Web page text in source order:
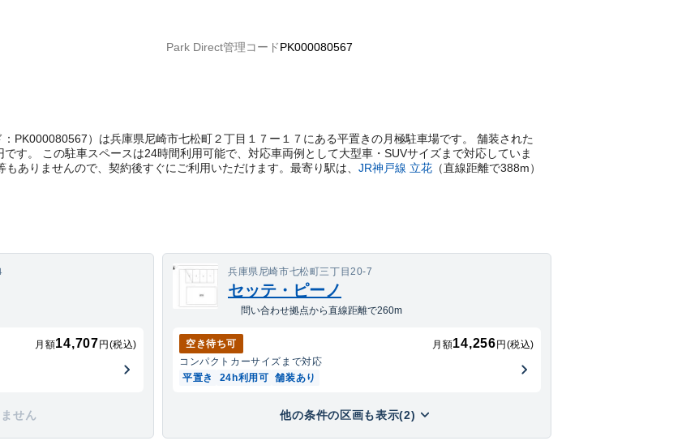
Park Direct管理コードPK000080567
PK000080567）は兵庫県尼崎市七松町２丁目１７ー１７にある平置きの月極駐車場です。 舗装された
す。 この駐車スペースは24時間利用可能で、対応車両例として大型車・SUVサイズまで対応していま
ありませんので、契約後すぐにご利用いただけます。 最寄り駅は、 JR神戸線 立花 （直線距離で388m）
月額14,707 円(税込)
せん
兵庫県尼崎市七松町三丁目20-7
セッテ・ピーノ
問い合わせ拠点から直線距離で260m
空き待ち可 月額14,256 円(税込)
コンパクトカーサイズまで対応
平置き
24h利用可 舗装あり
他の条件の区画も表示(2)